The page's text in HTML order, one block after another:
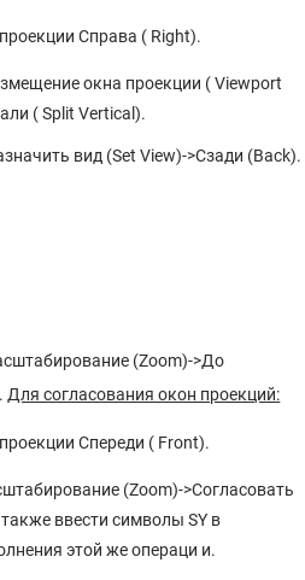
Справа ( Right).
окна проекции ( Viewport
( Split Vertical).
вид (Set View)->Сзади (Back).
(Zoom)->До
Для согласования окон проекций:
Спереди ( Front).
(Zoom)->Согласовать
ввести символы SY в
этой же операци и.